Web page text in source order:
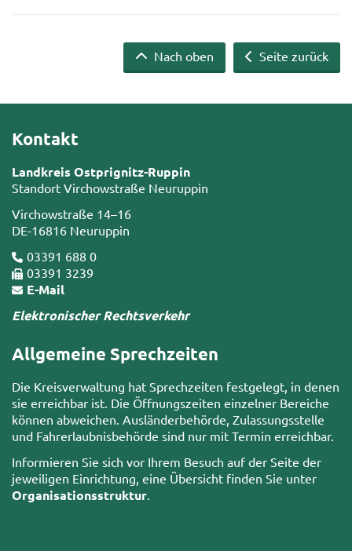
Seite zurück
Nach oben
Kontakt
Landkreis Ostprignitz-Ruppin
Standort Virchowstraße Neuruppin
Virchowstraße 14–16
DE-16816 Neuruppin
03391 688 0
03391 3239
E-Mail
Elektronischer Rechtsverkehr
Allgemeine Sprechzeiten
Die Kreisverwaltung hat Sprechzeiten festgelegt, in denen
sie erreichbar ist. Die Öffnungszeiten einzelner Bereiche
können abweichen. Ausländerbehörde, Zulassungsstelle
und Fahrerlaubnisbehörde sind nur mit Termin erreichbar.
Informieren Sie sich vor Ihrem Besuch auf der Seite der
jeweiligen Einrichtung, eine Übersicht finden Sie unter
Organisationsstruktur